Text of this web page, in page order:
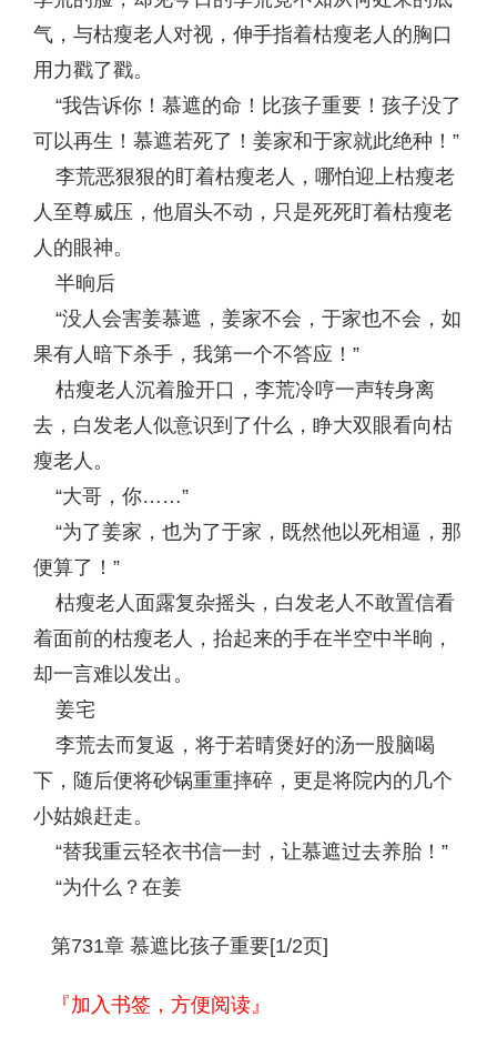
气，与枯瘦老人对视，伸手指着枯瘦老人的胸口
用力戳了戳。
“我告诉你！慕遮的命！比孩子重要！孩子没了
可以再生！慕遮若死了！姜家和于家就此绝种！”
李荒恶狠狠的盯着枯瘦老人，哪怕迎上枯瘦老
人至尊威压，他眉头不动，只是死死盯着枯瘦老
人的眼神。
半晌后
“没人会害姜慕遮，姜家不会，于家也不会，如
果有人暗下杀手，我第一个不答应！”
枯瘦老人沉着脸开口，李荒冷哼一声转身离
去，白发老人似意识到了什么，睁大双眼看向枯
瘦老人。
“大哥，你……”
“为了姜家，也为了于家，既然他以死相逼，那
便算了！”
枯瘦老人面露复杂摇头，白发老人不敢置信看
着面前的枯瘦老人，抬起来的手在半空中半晌，
却一言难以发出。
姜宅
李荒去而复返，将于若晴煲好的汤一股脑喝
下，随后便将砂锅重重摔碎，更是将院内的几个
小姑娘赶走。
“替我重云轻衣书信一封，让慕遮过去养胎！”
“为什么？在姜
第731章 慕遮比孩子重要[1/2页]
『加入书签，方便阅读』